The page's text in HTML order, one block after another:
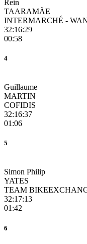
Rein
TAARAMÄE
INTERMARCHÉ -
32:16:29
00:58
4
Guillaume
MARTIN
COFIDIS
32:16:37
01:06
5
Simon Philip
YATES
TEAM
32:17:13
01:42
6